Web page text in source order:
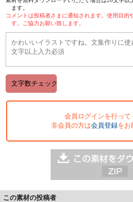
ます。
コメントは投稿者さまに通知されます。使用目的
す。ご協力お願い致します。
会員ログインを行って
非会員の方は会員登録をお
この素材の投稿者